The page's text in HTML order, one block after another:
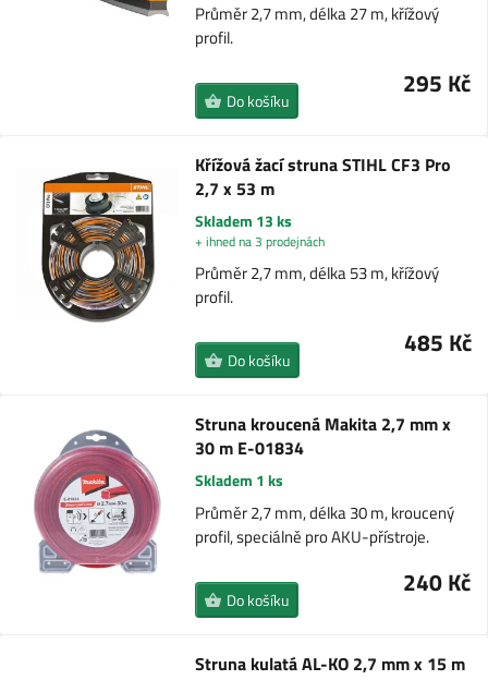
Průměr 2,7 mm, délka 27 m, křížový
profil.
295 Kč
Do košíku
Křížová žací struna STIHL CF3 Pro
2,7 x 53 m
Skladem 13 ks
+ ihned na 3 prodejnách
Průměr 2,7 mm, délka 53 m, křížový
profil.
485 Kč
Do košíku
Struna kroucená Makita 2,7 mm x
30 m E-01834
Skladem 1 ks
Průměr 2,7 mm, délka 30 m, kroucený
profil, speciálně pro AKU-přístroje.
240 Kč
Do košíku
Struna kulatá AL-KO 2,7 mm x 15 m